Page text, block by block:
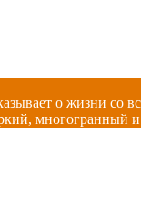
о жизни
многогранный